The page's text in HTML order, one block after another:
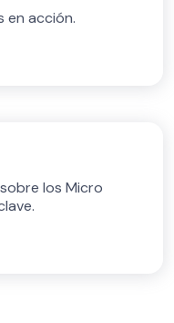
en acción.
los Micro